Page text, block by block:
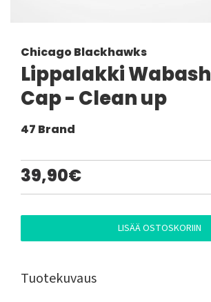
Chicago Blackhawks
Lippalakki Wabash
Cap - Clean up
47 Brand
39,90€
LISÄÄ OSTOSKORIIN
Tuotekuvaus